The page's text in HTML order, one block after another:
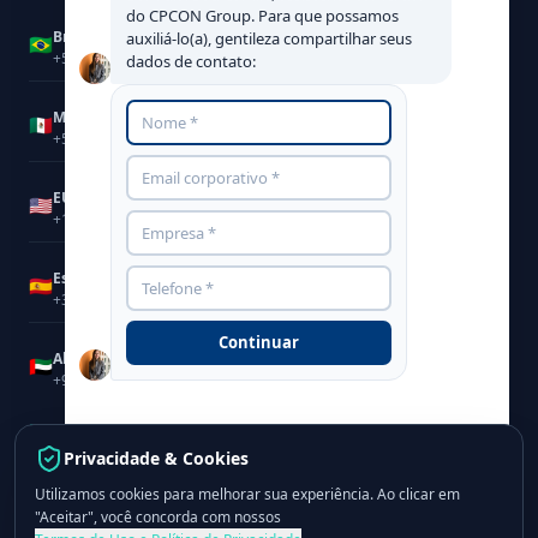
🇧🇷Brasil
+55 (11) 3053-3535
🇲🇽México
+52 55 8957 7776
🇺🇸EUA
+1 (201) 366-2960
🇪🇸Espanha
+34 676 99 60 13
🇦🇪Abu Dhabi
+971 56 622 8864
contato@cpcongroup.com
do CPCON Group. Para que possamos
auxiliá-lo(a), gentileza compartilhar seus
dados de contato:
Continuar
Privacidade & Cookies
Utilizamos cookies para melhorar sua experiência. Ao clicar em
"Aceitar", você concorda com nossos